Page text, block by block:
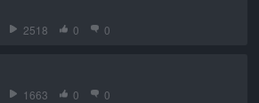
2518 0 0
1663 0 0